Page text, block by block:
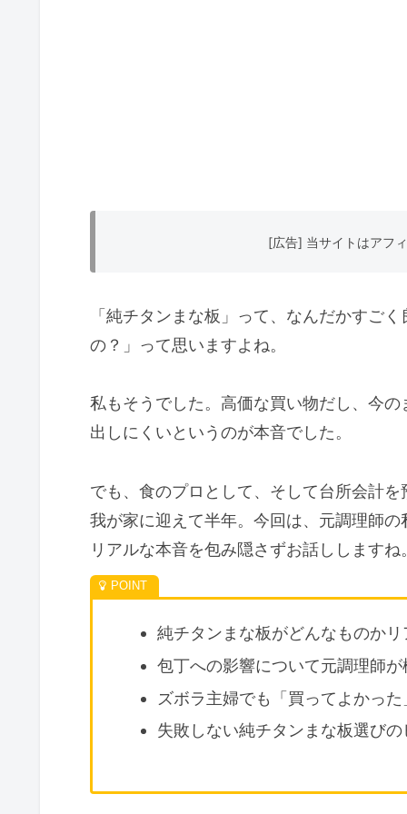
[広告] 当サイトはアフ
「純チタンまな板」って、なんだかすご
の？」って思いますよね。
私もそうでした。高価な買い物だし、今
出しにくいというのが本音でした。
でも、食のプロとして、そして台所会計
我が家に迎えて半年。今回は、元調理師の
リアルな本音を包み隠さずお話ししますね。
純チタンまな板がどんなものか
包丁への影響について元調理師
ズボラ主婦でも「買ってよかっ
失敗しない純チタンまな板選び